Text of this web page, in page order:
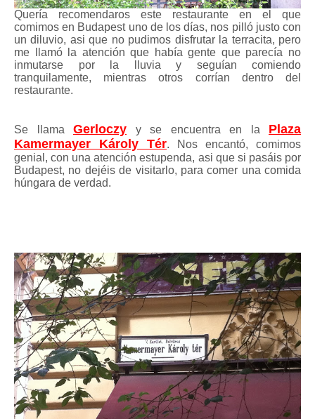
Quería recomendaros este restaurante en el que
comimos en Budapest uno de los días, nos pilló justo con
un diluvio, asi que no pudimos disfrutar la terracita, pero
me llamó la atención que había gente que parecía no
inmutarse por la lluvia y seguían comiendo
tranquilamente, mientras otros corrían dentro del
restaurante.
Se llama Gerloczy y se encuentra en la Plaza
Kamermayer Károly Tér. Nos encantó, comimos
genial, con una atención estupenda, asi que si pasáis por
Budapest, no dejéis de visitarlo, para comer una comida
húngara de verdad.